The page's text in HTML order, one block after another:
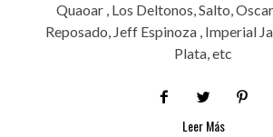
Quaoar , Los Deltonos, Salto,
Reposado, Jeff Espinoza , Imperial
Plata, etc
Leer Más